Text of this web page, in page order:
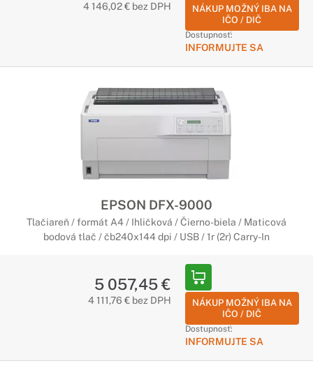
4 146,02 € bez DPH
NÁKUP MOŽNÝ IBA NA
IČO / DIČ
Dostupnosť:
INFORMUJTE SA
EPSON DFX-9000
Tlačiareň / formát A4 / Ihličková / Čierno-biela / Maticová
bodová tlač / čb240x144 dpi / USB / 1r (2r) Carry-In
5 057,45 €
4 111,76 € bez DPH
NÁKUP MOŽNÝ IBA NA
IČO / DIČ
Dostupnosť:
INFORMUJTE SA